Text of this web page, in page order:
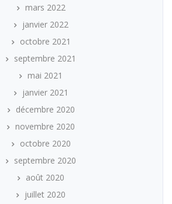
mars 2022
janvier 2022
octobre 2021
septembre 2021
mai 2021
janvier 2021
décembre 2020
novembre 2020
octobre 2020
septembre 2020
août 2020
juillet 2020